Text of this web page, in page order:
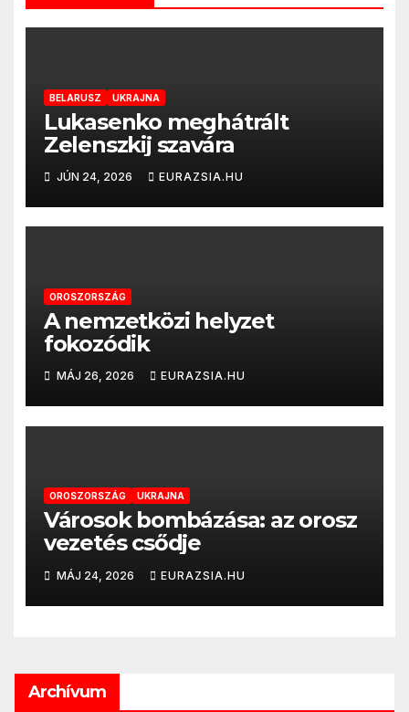
BELARUSZ UKRAJNA
Lukasenko meghátrált
Zelenszkij szavára
JÚN 24, 2026 EURAZSIA.HU
OROSZORSZÁG
A nemzetközi helyzet
fokozódik
MÁJ 26, 2026 EURAZSIA.HU
OROSZORSZÁG UKRAJNA
Városok bombázása: az orosz
vezetés csődje
MÁJ 24, 2026 EURAZSIA.HU
Archívum